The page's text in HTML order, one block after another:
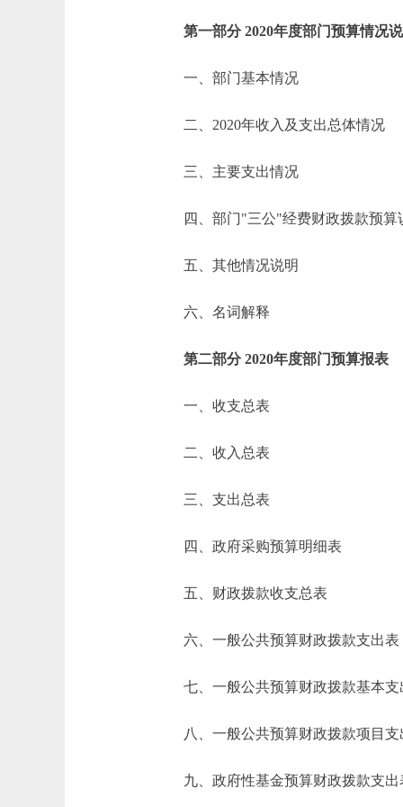
第一部分 2020年度部门预算情况说
一、部门基本情况
二、2020年收入及支出总体情况
三、主要支出情况
四、部门"三公"经费财政拨款预算
五、其他情况说明
六、名词解释
第二部分 2020年度部门预算报表
一、收支总表
二、收入总表
三、支出总表
四、政府采购预算明细表
五、财政拨款收支总表
六、一般公共预算财政拨款支出表
七、一般公共预算财政拨款基本支
八、一般公共预算财政拨款项目支
九、政府性基金预算财政拨款支出